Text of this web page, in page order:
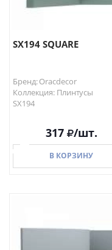
SX194 SQUARE
Бренд: Oracdecor
Коллекция: Плинтусы
SX194
317 /шт.
В КОРЗИНУ